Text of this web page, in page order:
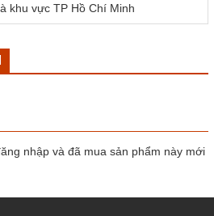
khu vực TP Hồ Chí Minh
nhập và đã mua sản phẩm này mới